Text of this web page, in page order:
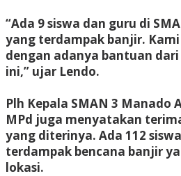
“Ada 9 siswa dan guru di
yang terdampak banjir.
dengan adanya bantuan
ini,” ujar Lendo.
Plh Kepala SMAN 3 Manado
MPd juga menyatakan
yang diterinya. Ada 112
terdampak bencana banjir
lokasi.